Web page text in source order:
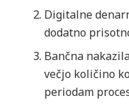
Digitalne
dodatno
Bančna
večjo količino
periodam